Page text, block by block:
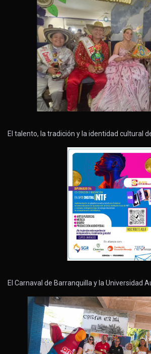
El talento, la tradición y la identidad cultural
El Carnaval de Barranquilla y la Universidad